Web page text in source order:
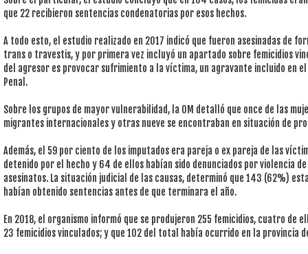
que 22 recibieron sentencias condenatorias por esos hechos.
A todo esto, el estudio realizado en 2017 indicó que fueron asesinadas de
trans o travestis, y por primera vez incluyó un apartado sobre femicidios
del agresor es provocar sufrimiento a la víctima, un agravante incluido en
Penal.
Sobre los grupos de mayor vulnerabilidad, la OM detalló que once de las
migrantes internacionales y otras nueve se encontraban en situación de
Además, el 59 por ciento de los imputados era pareja o ex pareja de las
detenido por el hecho y 64 de ellos habían sido denunciados por violencia
asesinatos. La situación judicial de las causas, determinó que 143 (62%)
habían obtenido sentencias antes de que terminara el año.
En 2018, el organismo informó que se produjeron 255 femicidios, cuatro de
23 femicidios vinculados; y que 102 del total había ocurrido en la provincia